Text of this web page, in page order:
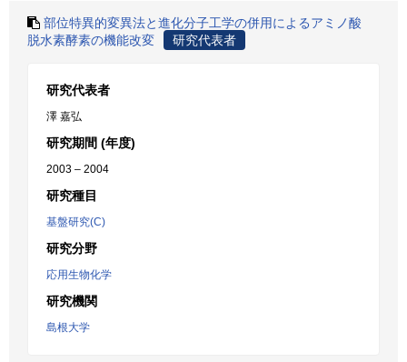
部位特異的変異法と進化分子工学の併用によるアミノ酸
脱水素酵素の機能改変
研究代表者
研究代表者
澤 嘉弘
研究期間 (年度)
2003 – 2004
研究種目
基盤研究(C)
研究分野
応用生物化学
研究機関
島根大学